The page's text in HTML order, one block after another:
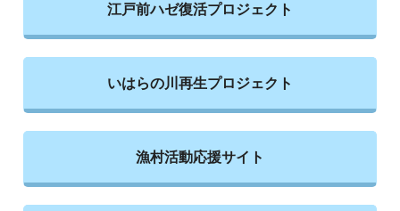
江戸前ハゼ復活プロジェクト
いはらの川再生プロジェクト
漁村活動応援サイト